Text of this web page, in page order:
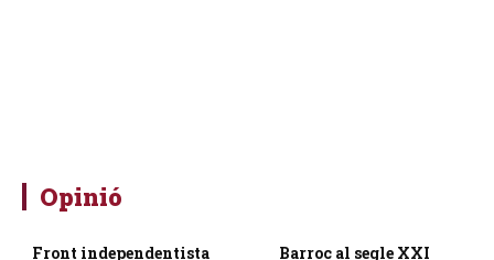
Opinió
Front independentista
Barroc al segle XXI